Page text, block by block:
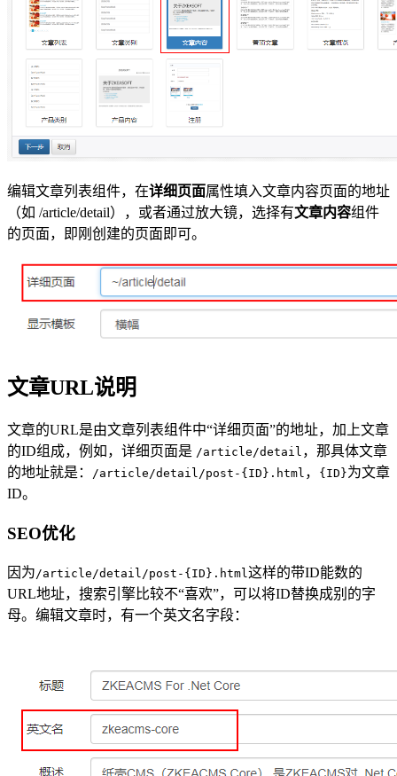
编辑文章列表组件，在详细页面属性填入文章内容页面的地址
（如 /article/detail），或者通过放大镜，选择有文章内容组件
的页面，即刚创建的页面即可。
文章URL说明
文章的URL是由文章列表组件中“详细页面”的地址，加上文章
的ID组成，例如，详细页面是 /article/detail ，那具体文章
的地址就是：
/article/detail/post-{ID}.html ， {ID}为文章
ID。
SEO优化
因为 /article/detail/post-{ID}.html 这样的带ID能数的
URL地址，搜索引擎比较不“喜欢”，可以将ID替换成别的字
母。编辑文章时，有一个英文名字段：